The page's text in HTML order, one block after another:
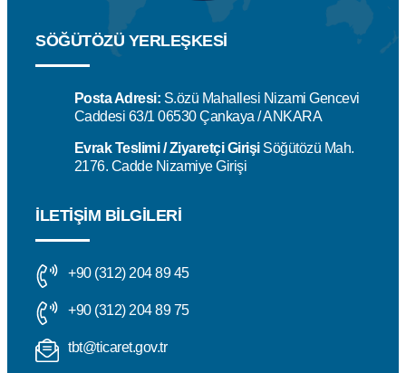
SÖĞÜTÖZÜ YERLEŞKESİ
Posta Adresi: S.özü Mahallesi Nizami Gencevi
Caddesi 63/1 06530 Çankaya / ANKARA
Evrak Teslimi / Ziyaretçi GirişiSöğütözü Mah.
2176. Cadde Nizamiye Girişi
İLETIŞIM BILGILERI
+90 (312) 204 89 45
+90 (312) 204 89 75
tbt@ticaret.gov.tr